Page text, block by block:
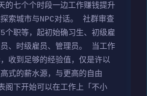
的七个个时段一边工作赚钱提升
索城市与NPC对话。 社群审查
个职等，起初始确习生、初级雇
、时级雇员、管理员。 当工作
收到足够的经验值，仅是许以
式的薪水源，与更高的自由
阁下开始可以在工作上「不小